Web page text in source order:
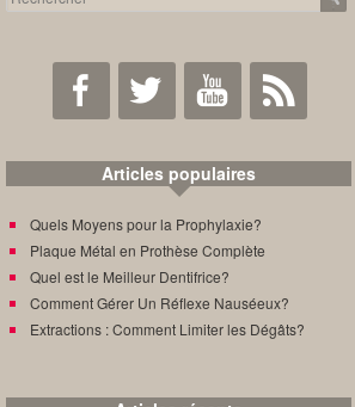
Facebook Twitter Youtube
Articles populaires
Quels Moyens pour la Prophylaxie?
Plaque Métal en Prothèse Complète
Quel est le Meilleur Dentifrice?
Comment Gérer Un Réflexe Nauséeux?
Extractions : Comment Limiter les Dégâts?